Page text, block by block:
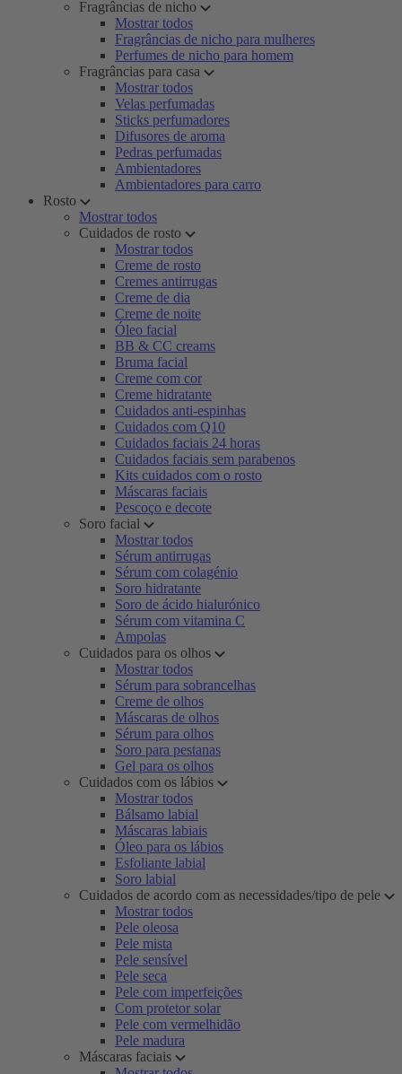
Fragrâncias de nicho
Mostrar todos
Fragrâncias de nicho para mulheres
Perfumes de nicho para homem
Fragrâncias para casa
Mostrar todos
Velas perfumadas
Sticks perfumadores
Difusores de aroma
Pedras perfumadas
Ambientadores
Ambientadores para carro
Rosto
Mostrar todos
Cuidados de rosto
Mostrar todos
Creme de rosto
Cremes antirrugas
Creme de dia
Creme de noite
Óleo facial
BB & CC creams
Bruma facial
Creme com cor
Creme hidratante
Cuidados anti-espinhas
Cuidados com Q10
Cuidados faciais 24 horas
Cuidados faciais sem parabenos
Kits cuidados com o rosto
Máscaras faciais
Pescoço e decote
Soro facial
Mostrar todos
Sérum antirrugas
Sérum com colagénio
Soro hidratante
Soro de ácido hialurónico
Sérum com vitamina C
Ampolas
Cuidados para os olhos
Mostrar todos
Sérum para sobrancelhas
Creme de olhos
Máscaras de olhos
Sérum para olhos
Soro para pestanas
Gel para os olhos
Cuidados com os lábios
Mostrar todos
Bálsamo labial
Máscaras labiais
Óleo para os lábios
Esfoliante labial
Soro labial
Cuidados de acordo com as necessidades/tipo de pele
Mostrar todos
Pele oleosa
Pele mista
Pele sensível
Pele seca
Pele com imperfeições
Com protetor solar
Pele com vermelhidão
Pele madura
Máscaras faciais